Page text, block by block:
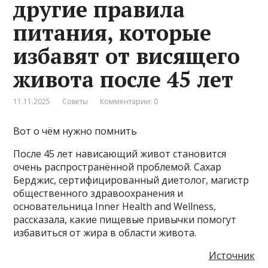
другие правила
питания, которые
избавят от висящего
живота после 45 лет
11.11.2025 Советы Комментарии: 0
Вот о чём нужно помнить
После 45 лет нависающий живот становится
очень распространённой проблемой. Сахар
Берджис, сертифицированный диетолог, магистр
общественного здравоохранения и
основательница Inner Health and Wellness,
рассказала, какие пищевые привычки помогут
избавиться от жира в области живота.
Источник